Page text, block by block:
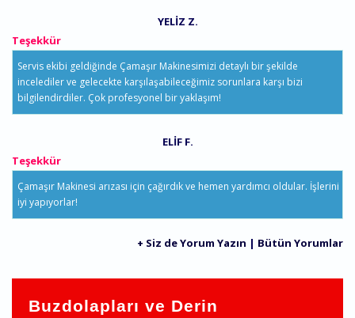
YELIZ Z.
Teşekkür
Servis ekibi geldiğinde Çamaşır Makinesimizi detaylı bir şekilde
incelediler ve gelecekte karşılaşabileceğimiz sorunlara karşı bizi
bilgilendirdiler. Çok profesyonel bir yaklaşım!
ELIF F.
Teşekkür
Çamaşır Makinesi arızası için çağırdık ve hemen yardımcı oldular. İşlerini
iyi yapıyorlar!
+ Siz de Yorum Yazın | Bütün Yorumlar
Buzdolapları ve Derin